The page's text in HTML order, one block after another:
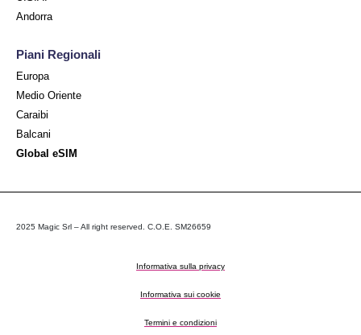
Andorra
Piani Regionali
Europa
Medio Oriente
Caraibi
Balcani
Global eSIM
2025 Magic Srl – All right reserved. C.O.E. SM26659
Informativa sulla privacy
Informativa sui cookie
Termini e condizioni